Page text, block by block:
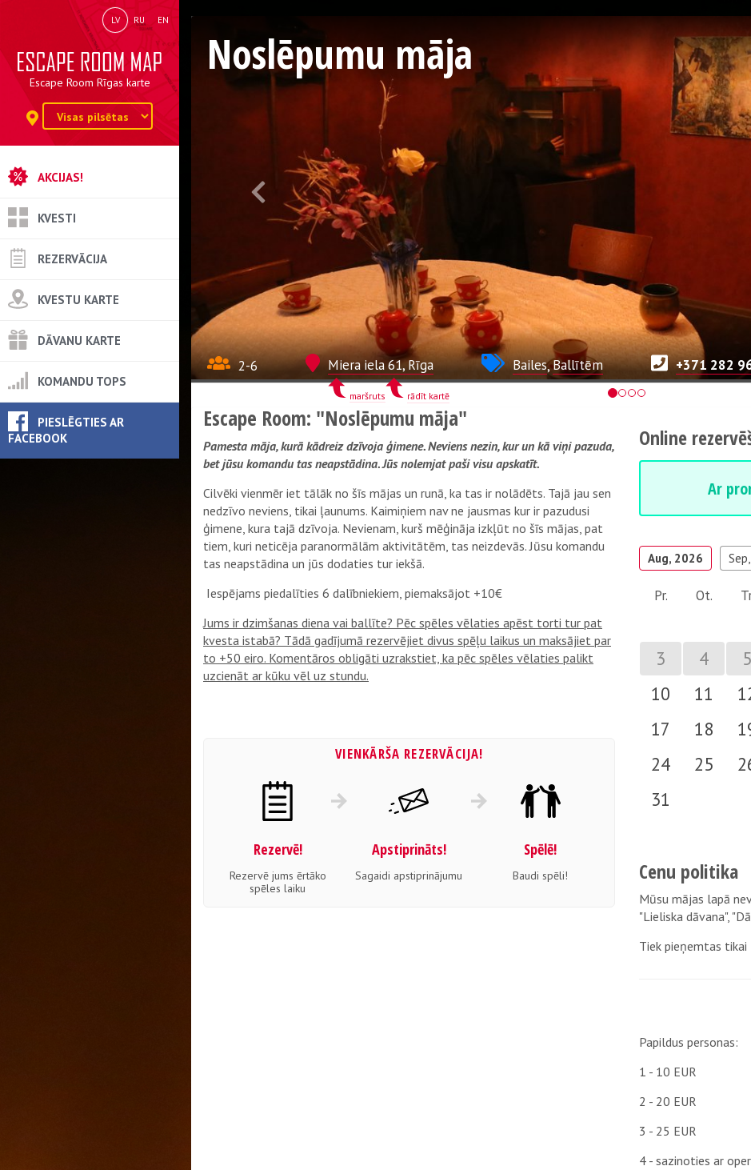
LV RU EN
Escape Room Rīgas karte
AKCIJAS!
KVESTI
REZERVĀCIJA
KVESTU KARTE
DĀVANU KARTE
KOMANDU TOPS
PIESLĒGTIES AR
FACEBOOK
Noslēpumu māja
2-6
maršruts rādīt kartē
Miera iela 61, Rīga Bailes,Ballītēm +371 282
Escape Room: "Noslēpumu māja"
Pamesta māja, kurā kādreiz dzīvoja ģimene. Neviens nezin, kur un kā viņi pazuda,
bet jūsu komandu tas neapstādina. Jūs nolemjat paši visu apskatīt.
Cilvēki vienmēr iet tālāk no šīs mājas un runā, ka tas ir nolādēts. Tajā jau sen
nedzīvo neviens, tikai ļaunums. Kaimiņiem nav ne jausmas kur ir pazudusi
ģimene, kura tajā dzīvoja. Nevienam, kurš mēģināja izkļūt no šīs mājas, pat
tiem, kuri neticēja paranormālām aktivitātēm, tas neizdevās. Jūsu komandu
tas neapstādina un jūs dodaties tur iekšā.
Iespējams piedalīties 6 dalībniekiem, piemaksājot +10€
Jums ir dzimšanas diena vai ballīte? Pēc spēles vēlaties apēst torti tur pat
kvesta istabā? Tādā gadījumā rezervējiet divus spēļu laikus un maksājiet par
to +50 eiro. Komentāros obligāti uzrakstiet, ka pēc spēles vēlaties palikt
uzcienāt ar kūku vēl uz stundu.
VIENKĀRŠA REZERVĀCIJA!
Rezervē!
Rezervē jums ērtāko
spēles laiku
Apstiprināts!
Sagaidi apstiprinājumu
Spēlē!
Baudi spēli!
Online
Ar
Aug, 2026
Pr. Ot.
3
4 5
10
11
17
18
24
25
31
Cenu politika
Mūsu mājas lapā
"Lieliska dāvana",
Tiek pieņemtas tikai
Papildus personas:
1 - 10 EUR
2 - 20 EUR
3 - 25 EUR
4 - sazinoties ar